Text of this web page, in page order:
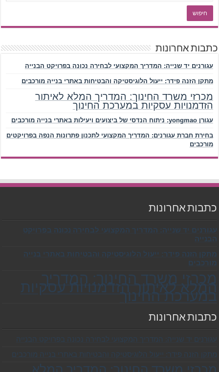
כתבות אחרונות
עגורנים יד שנייה: המדריך המקצועי לבחירה נכונה בפרויקט הבנייה
מתקן הזנה פידר: ייעול הלוגיסטיקה והבטיחות באתרי בנייה מורכבים
מכרזי משרד החינוך: המדריך המלא לאיתור
הזדמנויות עסקיות במערכת החינוך
עגורן yongmao: ניתוח הנדסי של ביצועים ויעילות באתרי בנייה מורכבים
בחירת חברת עגורנים: המדריך המקצועי לתכנון פתרונות הנפה בפרויקטים
מורכבים
כתבות אחרונות
עגורנים יד שנייה: המדריך המקצועי לבחירה נכונה בפרויקט
הבנייה
מתקן הזנה פידר: ייעול הלוגיסטיקה והבטיחות באתרי בנייה
מורכבים
מכרזי משרד החינוך: המדריך
המלא לאיתור הזדמנויות עסקיות
במערכת החינוך
כתבות אחרונות
עגורנים יד שנייה: המדריך המקצועי לבחירה נכונה בפרויקט הבנייה
מתקן הזנה פידר: ייעול הלוגיסטיקה והבטיחות באתרי בנייה מורכבים